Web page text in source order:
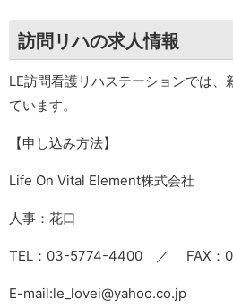
訪問リハの求人情報
LE訪問看護リハステーションでは、
ています。
【申し込み方法】
Life On Vital Element株式会社
人事：花口
TEL：03-5774-4400 ／ FAX：
E-mail:le_lovei@yahoo.co.jp